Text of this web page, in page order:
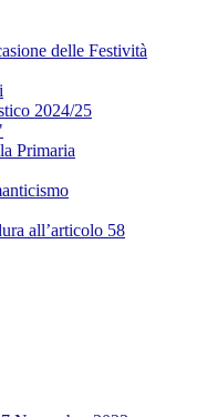
delle Festività
2024/25
Primaria
all’articolo 58